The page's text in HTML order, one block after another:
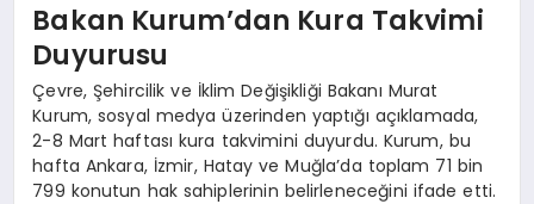
Bakan Kurum’dan Kura Takvimi
Duyurusu
Çevre, Şehircilik ve İklim Değişikliği Bakanı Murat
Kurum, sosyal medya üzerinden yaptığı açıklamada,
2-8 Mart haftası kura takvimini duyurdu. Kurum, bu
hafta Ankara, İzmir, Hatay ve Muğla’da toplam 71 bin
799 konutun hak sahiplerinin belirleneceğini ifade etti.